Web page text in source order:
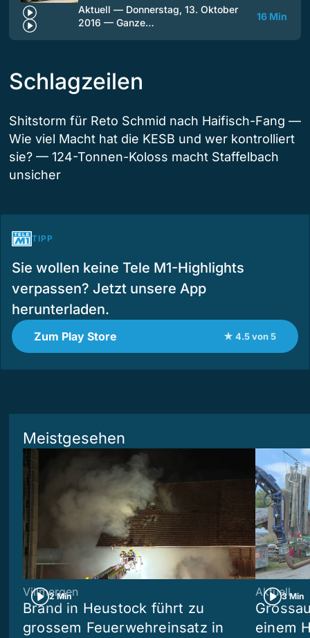
Aktuell — Donnerstag, 13. Oktober
2016 — Ganze…
16 Min
Schlagzeilen
Shitstorm für Reto Schmid nach Haifisch-Fang —
Wie viel Macht hat die KESB und wer kontrolliert
sie? — 124-Tonnen-Koloss macht Staffelbach
unsicher
TIPP
Sie wollen keine Tele M1-Highlights
verpassen? Jetzt unsere App
herunterladen.
Zum Play Store ★ 4.5 von 5
Meistgesehen
2 Min
Villmergen
Brand in Heustock führt zu
grossem Feuerwehreinsatz in
3 Min
Aktuell
einem